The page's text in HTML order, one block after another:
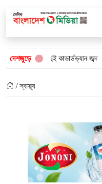
দেশজুড়ে
দুই কাভার্ডভ্যান জব্দ
/ স্বাস্থ্য